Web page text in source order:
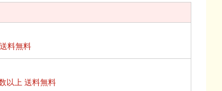
料無料
以上 送料無料